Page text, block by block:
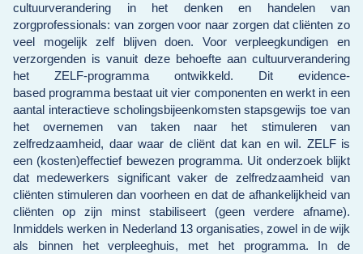
cultuurverandering in het denken en handelen van
zorgprofessionals: van zorgen voor naar zorgen dat cliënten zo
veel mogelijk zelf blijven doen. Voor verpleegkundigen en
verzorgenden is vanuit deze behoefte aan cultuurverandering
het ZELF-programma ontwikkeld. Dit evidence-
based programma bestaat uit vier componenten en werkt in een
aantal interactieve scholingsbijeenkomsten stapsgewijs toe van
het overnemen van taken naar het stimuleren van
zelfredzaamheid, daar waar de cliënt dat kan en wil. ZELF is
een (kosten)effectief bewezen programma. Uit onderzoek blijkt
dat medewerkers significant vaker de zelfredzaamheid van
cliënten stimuleren dan voorheen en dat de afhankelijkheid van
cliënten op zijn minst stabiliseert (geen verdere afname).
Inmiddels werken in Nederland 13 organisaties, zowel in de wijk
als binnen het verpleeghuis, met het programma. In de